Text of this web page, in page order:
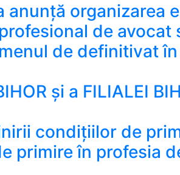
anunță organizarea
de avocat
de definitivat
și a FILIALEI
condițiilor de
primire în profesia